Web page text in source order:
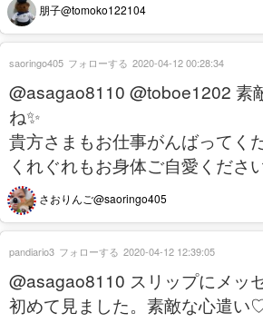
朋子@tomoko122104
@asagao8110 @toboe1202 素
ね✨
貴方さまもお仕事がんばってくだ
くれぐれもお身体ご自愛くださ
さおりんご@saoringo405
saoringo405 フォローする 2020-04-12 00:28:34
@asagao8110 スリップにメッ
初めて見ました。素敵な心遣い
pandiario3 フォローする 2020-04-12 12:39:05